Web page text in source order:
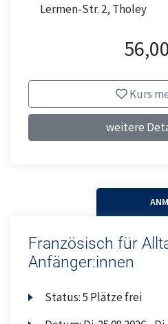
Lermen-Str. 2, Tholey
Kurs
weitere
Französisch für
Anfänger:innen
Status:5 Plätze frei